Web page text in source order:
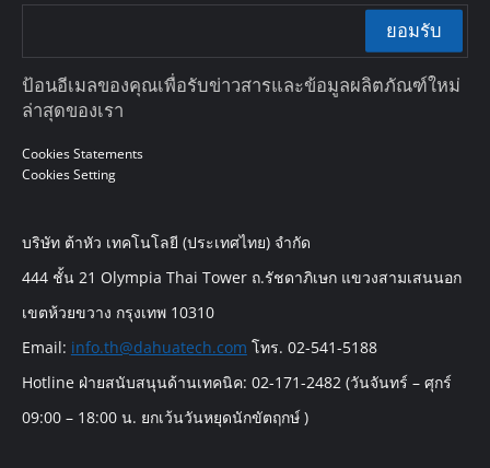
ยอมรับ
ป้อนอีเมลของคุณเพื่อรับข่าวสารและข้อมูลผลิตภัณฑ์ใหม่
ล่าสุดของเรา
Cookies Statements
Cookies Setting
บริษัท ต้าหัว เทคโนโลยี (ประเทศไทย) จำกัด
444 ชั้น 21 Olympia Thai Tower ถ.รัชดาภิเษก แขวงสามเสนนอก
เขตห้วยขวาง กรุงเทพ 10310
Email: info.th@dahuatech.com โทร. 02-541-5188
Hotline ฝ่ายสนับสนุนด้านเทคนิค: 02-171-2482 (วันจันทร์ – ศุกร์
09:00 – 18:00 น. ยกเว้นวันหยุดนักขัตฤกษ์ )